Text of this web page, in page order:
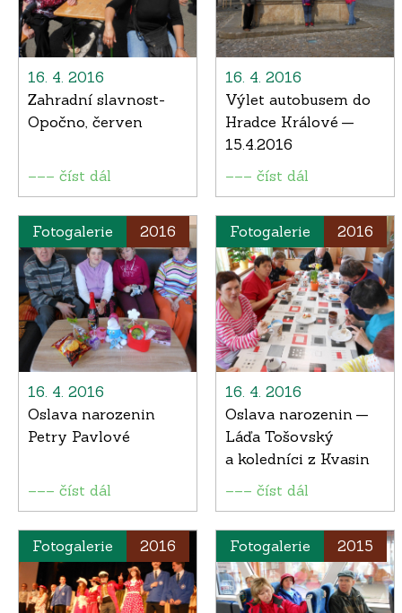
16. 4. 2016
Zahradní slavnost-
Opočno, červen
––– číst dál
16. 4. 2016
Výlet autobusem do
Hradce Králové —
15.4.2016
––– číst dál
Fotogalerie 2016
16. 4. 2016
Oslava narozenin
Petry Pavlové
––– číst dál
Fotogalerie 2016
16. 4. 2016
Oslava narozenin —
Láďa Tošovský
a koledníci z Kvasin
––– číst dál
Fotogalerie 2016 Fotogalerie 2015